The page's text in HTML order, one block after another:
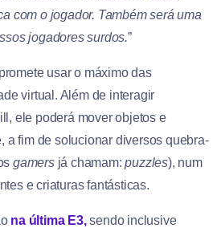
com o jogador. Também será uma
jogadores surdos.”
promete usar o máximo das
virtual. Além de interagir
ele poderá mover objetos e
a fim de solucionar diversos quebra-
gamersjá chamam:puzzles), num
e criaturas fantásticas.
na última E3,sendo inclusive